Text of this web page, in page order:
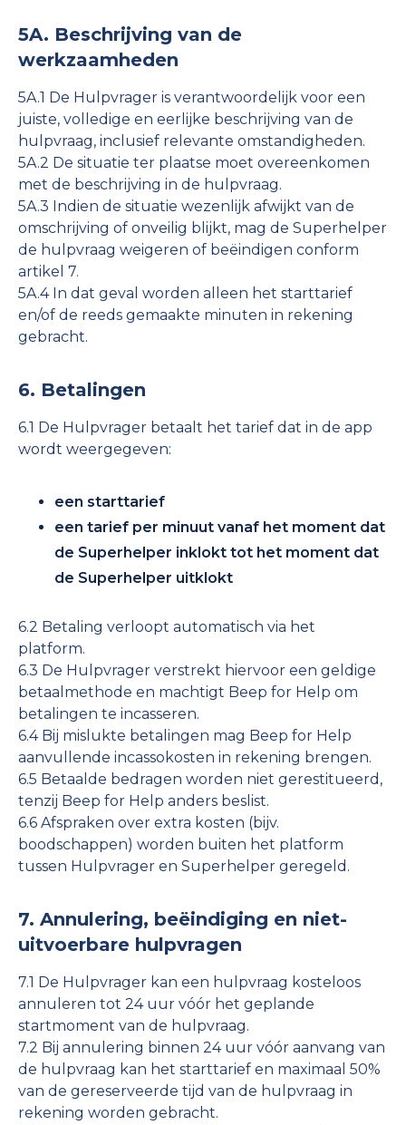
5A. Beschrijving van de
werkzaamheden
5A.1 De Hulpvrager is verantwoordelijk voor een
juiste, volledige en eerlijke beschrijving van de
hulpvraag, inclusief relevante omstandigheden.
5A.2 De situatie ter plaatse moet overeenkomen
met de beschrijving in de hulpvraag.
5A.3 Indien de situatie wezenlijk afwijkt van de
omschrijving of onveilig blijkt, mag de Superhelper
de hulpvraag weigeren of beëindigen conform
artikel 7.
5A.4 In dat geval worden alleen het starttarief
en/of de reeds gemaakte minuten in rekening
gebracht.
6. Betalingen
6.1 De Hulpvrager betaalt het tarief dat in de app
wordt weergegeven:
een starttarief
een tarief per minuut vanaf het moment dat
de Superhelper inklokt tot het moment dat
de Superhelper uitklokt
6.2 Betaling verloopt automatisch via het
platform.
6.3 De Hulpvrager verstrekt hiervoor een geldige
betaalmethode en machtigt Beep for Help om
betalingen te incasseren.
6.4 Bij mislukte betalingen mag Beep for Help
aanvullende incassokosten in rekening brengen.
6.5 Betaalde bedragen worden niet gerestitueerd,
tenzij Beep for Help anders beslist.
6.6 Afspraken over extra kosten (bijv.
boodschappen) worden buiten het platform
tussen Hulpvrager en Superhelper geregeld.
7. Annulering, beëindiging en niet-
uitvoerbare hulpvragen
7.1 De Hulpvrager kan een hulpvraag kosteloos
annuleren tot 24 uur vóór het geplande
startmoment van de hulpvraag.
7.2 Bij annulering binnen 24 uur vóór aanvang van
de hulpvraag kan het starttarief en maximaal 50%
van de gereserveerde tijd van de hulpvraag in
rekening worden gebracht.